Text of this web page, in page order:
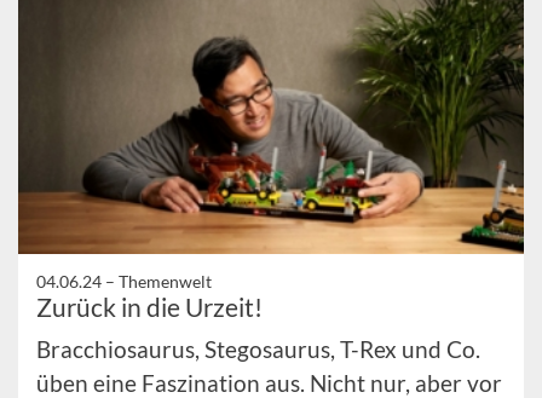
04.06.24 – Themenwelt
Zurück in die Urzeit!
Bracchiosaurus, Stegosaurus, T-Rex und Co.
üben eine Faszination aus. Nicht nur, aber vor